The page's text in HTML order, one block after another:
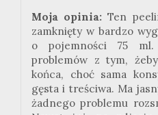
Moja opinia:Ten
zamkniętyw bardzo
o pojemności 75 ml.
problemów z tym,
końca, choć sama
gęsta i treściwa. Ma
żadnego problemu